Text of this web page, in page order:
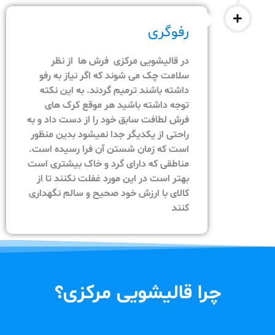
رفوگری
در قالیشویی مرکزی فرش ها از نظر
سلامت چک می شوند که اگر نیاز به رفو
داشته باشند ترمیم گردند. به این نکته
توجه داشته باشید هر موقع کرک های
فرش لطافت سابق خود را از دست داد و به
راحتی از یکدیگر جدا نمیشود بدین منظور
است که زمان شستن آن فرا رسیده است.
مناطقی که دارای گرد و خاک بیشتری است
بهتر است در این مورد غفلت نکنند تا از
کالای با ارزش خود صحیح و سالم نگهداری
کنند
چرا قالیشویی مرکزی؟